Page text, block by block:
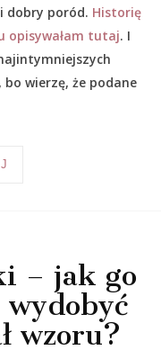
dobry poród. Historię
opisywałam tutaj. I
wierzę, że podane
– jak go
wzoru?